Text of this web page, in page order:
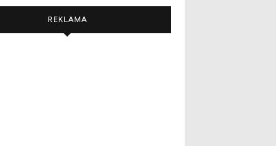
REKLAMA